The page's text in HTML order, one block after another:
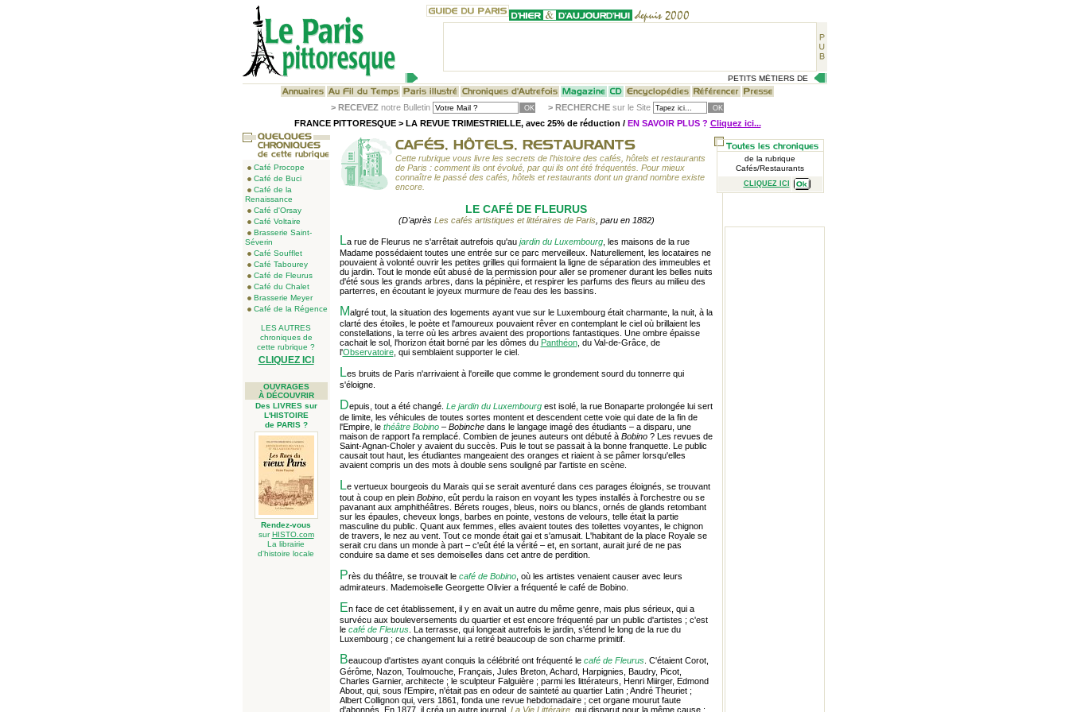
PETITS MÉTIERS DE RUE, CÉLÉBRITÉS D'AUTREFOIS, VIE QUOTIDIENNE D'HIER,
> RECEVEZ notre Bulletin > RECHERCHEsur le Site
FRANCE PITTORESQUE > LA REVUE TRIMESTRIELLE, avec 25% de réduction / EN SAVOIR PLUS ? Cliquez ici...
Café Procope
Café de Buci
Café de la
Renaissance
Café d'Orsay
Café Voltaire
Brasserie Saint-
Séverin
Café Soufflet
Café Tabourey
Café de Fleurus
Café du Chalet
Brasserie Meyer
Café de la Régence
LES AUTRES
chroniques de
cette rubrique ?
CLIQUEZ ICI
OUVRAGES
À DÉCOUVRIR
Des LIVRES sur
L'HISTOIRE
de PARIS ?
Rendez-vous
surHISTO.com
La librairie
d'histoire locale
Cette rubrique vous livre les secrets de l'histoire des cafés, hôtels et restaurants
de Paris : comment ils ont évolué, par qui ils ont été fréquentés. Pour mieux
connaître le passé des cafés, hôtels et restaurants dont un grand nombre existe
encore.
de la rubrique
Cafés/Restaurants
CLIQUEZ ICI
LE CAFÉ DE FLEURUS
(D'après Les cafés artistiques et littéraires de Paris, paru en 1882)
La rue de Fleurus ne s'arrêtait autrefois qu'au jardin du Luxembourg, les maisons de la rue
Madame possédaient toutes une entrée sur ce parc merveilleux. Naturellement, les locataires ne
pouvaient à volonté ouvrir les petites grilles qui formaient la ligne de séparation des immeubles et
du jardin. Tout le monde eût abusé de la permission pour aller se promener durant les belles nuits
d'été sous les grands arbres, dans la pépinière, et respirer les parfums des fleurs au milieu des
parterres, en écoutant le joyeux murmure de l'eau des les bassins.
Malgré tout, la situation des logements ayant vue sur le Luxembourg était charmante, la nuit, à la
clarté des étoiles, le poète et l'amoureux pouvaient rêver en contemplant le ciel où brillaient les
constellations, la terre où les arbres avaient des proportions fantastiques. Une ombre épaisse
cachait le sol, l'horizon était borné par les dômes du Panthéon, du Val-de-Grâce, de
l'Observatoire, qui semblaient supporter le ciel.
Les bruits de Paris n'arrivaient à l'oreille que comme le grondement sourd du tonnerre qui
s'éloigne.
Depuis, tout a été changé. Le jardin du Luxembourgest isolé, la rue Bonaparte prolongée lui sert
de limite, les véhicules de toutes sortes montent et descendent cette voie qui date de la fin de
l'Empire, le théâtre Bobino– Bobinchedans le langage imagé des étudiants – a disparu, une
maison de rapport l'a remplacé. Combien de jeunes auteurs ont débuté à Bobino? Les revues de
Saint-Agnan-Choler y avaient du succès. Puis le tout se passait à la bonne franquette. Le public
causait tout haut, les étudiantes mangeaient des oranges et riaient à se pâmer lorsqu'elles
avaient compris un des mots à double sens souligné par l'artiste en scène.
Le vertueux bourgeois du Marais qui se serait aventuré dans ces parages éloignés, se trouvant
tout à coup en plein Bobino, eût perdu la raison en voyant les types installés à l'orchestre ou se
pavanant aux amphithéâtres. Bérets rouges, bleus, noirs ou blancs, ornés de glands retombant
sur les épaules, cheveux longs, barbes en pointe, vestons de velours, telle était la partie
masculine du public. Quant aux femmes, elles avaient toutes des toilettes voyantes, le chignon
de travers, le nez au vent. Tout ce monde était gai et s'amusait. L'habitant de la place Royale se
serait cru dans un monde à part – c'eût été la vérité – et, en sortant, aurait juré de ne pas
conduire sa dame et ses demoiselles dans cet antre de perdition.
Près du théâtre, se trouvait le café de Bobino, où les artistes venaient causer avec leurs
admirateurs. Mademoiselle Georgette Olivier a fréquenté le café de Bobino.
En face de cet établissement, il y en avait un autre du même genre, mais plus sérieux, qui a
survécu aux bouleversements du quartier et est encore fréquenté par un public d'artistes ; c'est
le café de Fleurus. La terrasse, qui longeait autrefois le jardin, s'étend le long de la rue du
Luxembourg ; ce changement lui a retiré beaucoup de son charme primitif.
Beaucoup d'artistes ayant conquis la célébrité ont fréquenté le café de Fleurus. C'étaient Corot,
Gérôme, Nazon, Toulmouche, Français, Jules Breton, Achard, Harpignies, Baudry, Picot,
Charles Garnier, architecte ; le sculpteur Falguière ; parmi les littérateurs, Henri Miirger, Edmond
About, qui, sous l'Empire, n'était pas en odeur de sainteté au quartier Latin ; André Theuriet ;
Albert Collignon qui, vers 1861, fonda une revue hebdomadaire ; cet organe mourut faute
d'abonnés. En 1877, il créa un autre journal, La Vie Littéraire, qui disparut pour la même cause ;